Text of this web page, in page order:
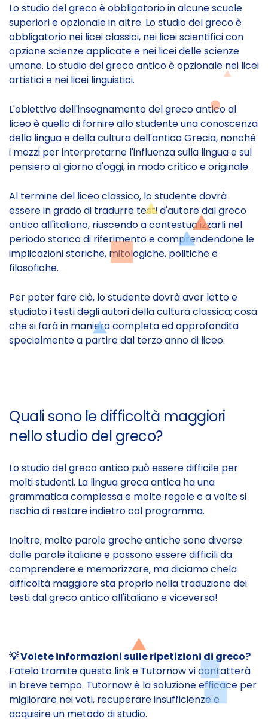
Lo studio del greco è obbligatorio in alcune scuole
superiori e opzionale in altre. Lo studio del greco è
obbligatorio nei licei classici, nei licei scientifici con
opzione scienze applicate e nei licei delle scienze
umane. Lo studio del greco antico è opzionale nei licei
artistici e nei licei linguistici.
L'obiettivo dell'insegnamento del greco antico al
liceo è quello di fornire allo studente una conoscenza
della lingua e della cultura dell'antica Grecia, nonché
i mezzi per interpretarne l'influenza sulla lingua e sul
pensiero al giorno d'oggi, in modo critico e originale.
Al termine del liceo classico, lo studente dovrà
essere in grado di tradurre testi d'autore dal greco
antico all'italiano, riuscendo a contestualizzarli nel
periodo storico di riferimento e comprendendone le
implicazioni storiche, mitologiche, politiche e
filosofiche.
Per poter fare ciò, lo studente dovrà aver letto e
studiato i testi degli autori della cultura classica; cosa
che si farà in maniera completa ed approfondita
specialmente a partire dal terzo anno di liceo.
Quali sono le difficoltà maggiori
nello studio del greco?
Lo studio del greco antico può essere difficile per
molti studenti. La lingua greca antica ha una
grammatica complessa e molte regole e a volte si
rischia di restare indietro col programma.
Inoltre, molte parole greche antiche sono diverse
dalle parole italiane e possono essere difficili da
comprendere e memorizzare, ma diciamo chela
difficoltà maggiore sta proprio nella traduzione dei
testi dal greco antico all'italiano e viceversa!
💡 Volete informazioni sulle ripetizioni di greco?
Fatelo tramite questo linke Tutornow vi contatterà
in breve tempo. Tutornow è la soluzione efficace per
migliorare nei voti, recuperare insufficienze e
acquisire un metodo di studio.